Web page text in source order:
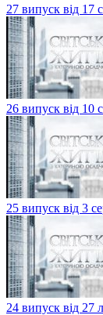
27 випуск від 17
26 випуск від 10
25 випуск від 3
24 випуск від 27